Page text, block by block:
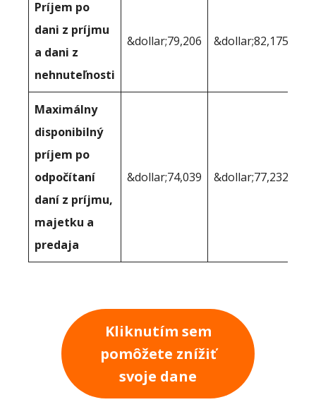
Príjem po
dani z príjmu
a dani z
nehnuteľnosti
&dollar;79,206 &dollar;82,175
Maximálny
disponibilný
príjem po
odpočítaní
daní z príjmu,
majetku a
predaja
&dollar;74,039 &dollar;77,232
Kliknutím sem
pomôžete znížiť
svoje dane